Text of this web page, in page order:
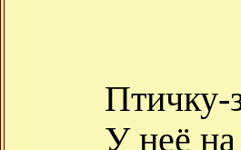
Птичку-
У неё